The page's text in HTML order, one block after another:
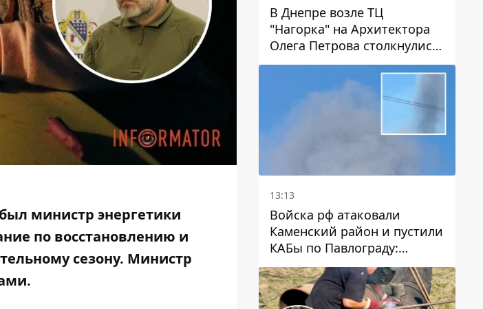
министр энергетики
по восстановлению и
сезону. Министр
В Днепре возле ТЦ
"Нагорка" на Архитектора
Олега Петрова столкнулись
"скорая" и Toyota: трамваи
№5 задерживаются
13:13
Войска рф атаковали
Каменский район и пустили
КАБы по Павлограду:
пострадал мужчина, в небо
поднимается столб дыма